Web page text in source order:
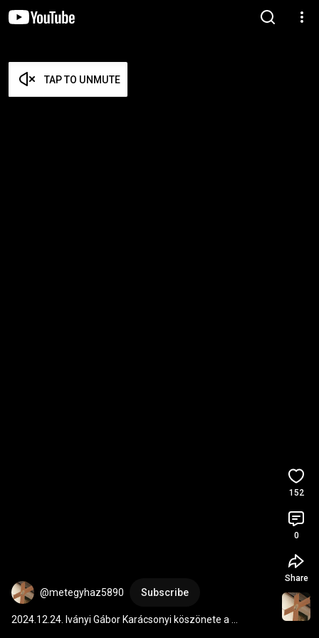
TAP TO UNMUTE
@metegyhaz5890 Subscribe
2024.12.24. Iványi Gábor Karácsonyi köszönete a
152
0
Share